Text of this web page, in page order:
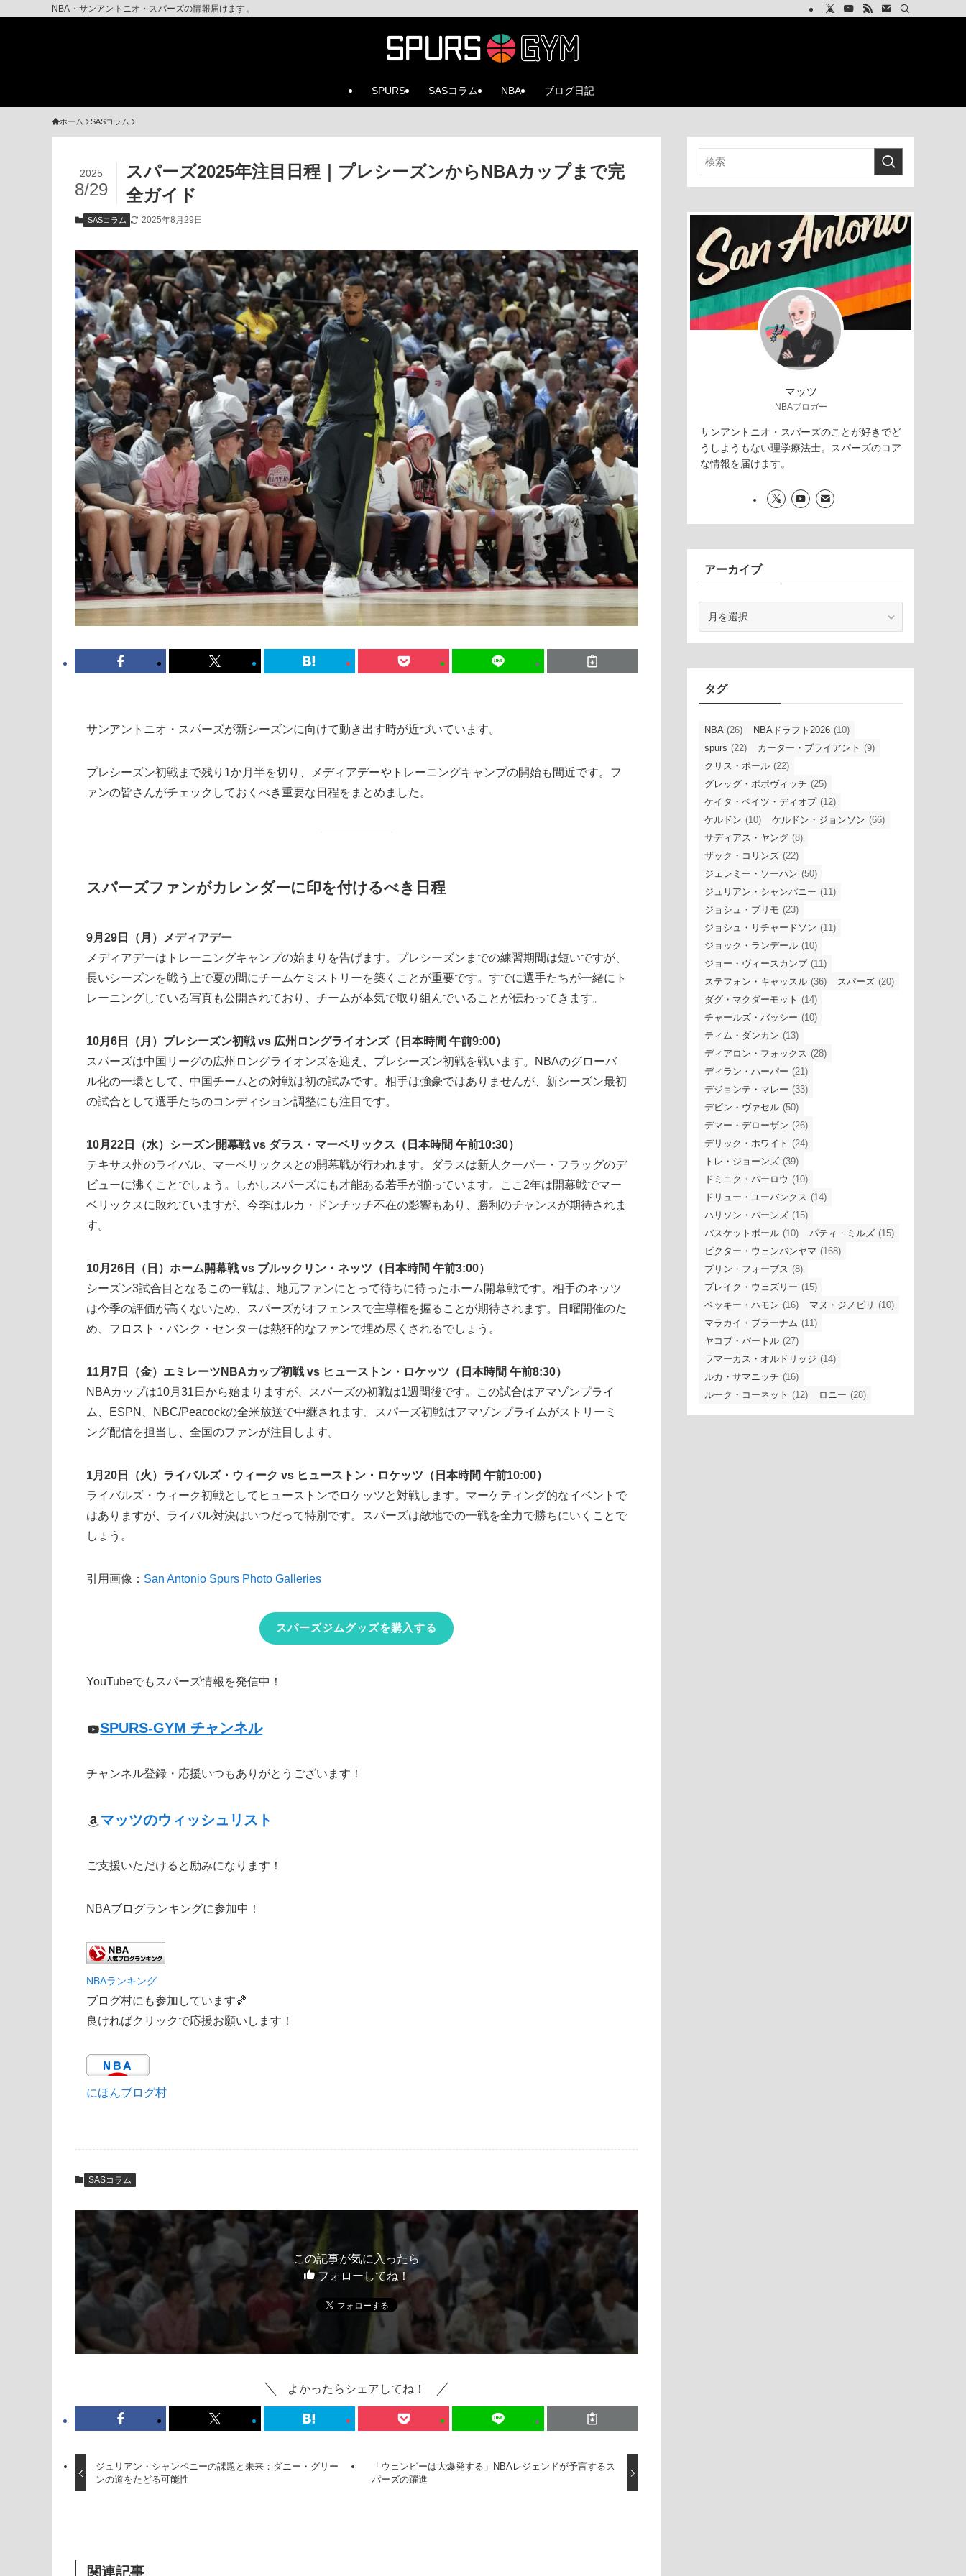
NBA・サンアントニオ・スパーズの情報届けます。
SPURS SASコラム NBA ブログ日記
ホーム SASコラム
スパーズ2025年注目日程｜プレシーズンからNBAカップまで完
全ガイド
2025
8/29
SASコラム 2025年8月29日
サンアントニオ・スパーズが新シーズンに向けて動き出す時が近づいています。
プレシーズン初戦まで残り1か月半を切り、メディアデーやトレーニングキャンプの開始も間近です。フ
ァンの皆さんがチェックしておくべき重要な日程をまとめました。
スパーズファンがカレンダーに印を付けるべき日程
9月29日（月）メディアデー
メディアデーはトレーニングキャンプの始まりを告げます。プレシーズンまでの練習期間は短いですが、
長いシーズンを戦う上で夏の間にチームケミストリーを築くことが重要です。すでに選手たちが一緒にト
レーニングしている写真も公開されており、チームが本気で取り組んでいることが伝わってきます。
10月6日（月）プレシーズン初戦 vs 広州ロングライオンズ（日本時間 午前9:00）
スパーズは中国リーグの広州ロングライオンズを迎え、プレシーズン初戦を戦います。NBAのグローバ
ル化の一環として、中国チームとの対戦は初の試みです。相手は強豪ではありませんが、新シーズン最初
の試合として選手たちのコンディション調整にも注目です。
10月22日（水）シーズン開幕戦 vs ダラス・マーベリックス（日本時間 午前10:30）
テキサス州のライバル、マーベリックスとの開幕戦が行われます。ダラスは新人クーパー・フラッグのデ
ビューに沸くことでしょう。しかしスパーズにも才能ある若手が揃っています。ここ2年は開幕戦でマー
ベリックスに敗れていますが、今季はルカ・ドンチッチ不在の影響もあり、勝利のチャンスが期待されま
す。
10月26日（日）ホーム開幕戦 vs ブルックリン・ネッツ（日本時間 午前3:00）
シーズン3試合目となるこの一戦は、地元ファンにとって待ちに待ったホーム開幕戦です。相手のネッツ
は今季の評価が高くないため、スパーズがオフェンスで主導権を握ることが期待されます。日曜開催のた
め、フロスト・バンク・センターは熱狂的なファンで埋め尽くされるでしょう。
11月7日（金）エミレーツNBAカップ初戦 vs ヒューストン・ロケッツ（日本時間 午前8:30）
NBAカップは10月31日から始まりますが、スパーズの初戦は1週間後です。この試合はアマゾンプライ
ム、ESPN、NBC/Peacockの全米放送で中継されます。スパーズ初戦はアマゾンプライムがストリーミ
ング配信を担当し、全国のファンが注目します。
1月20日（火）ライバルズ・ウィーク vs ヒューストン・ロケッツ（日本時間 午前10:00）
ライバルズ・ウィーク初戦としてヒューストンでロケッツと対戦します。マーケティング的なイベントで
はありますが、ライバル対決はいつだって特別です。スパーズは敵地での一戦を全力で勝ちにいくことで
しょう。
引用画像： San Antonio Spurs Photo Galleries
スパーズジムグッズを購入する
YouTubeでもスパーズ情報を発信中！
SPURS-GYM チャンネル
チャンネル登録・応援いつもありがとうございます！
マッツのウィッシュリスト
ご支援いただけると励みになります！
NBAブログランキングに参加中！
NBAランキング
ブログ村にも参加しています🏀
良ければクリックで応援お願いします！
にほんブログ村
SASコラム
この記事が気に入ったら
フォローしてね！
よかったらシェアしてね！
ジュリアン・シャンペニーの課題と未来：ダニー・グリー
ンの道をたどる可能性
「ウェンビーは大爆発する」NBAレジェンドが予言するス
パーズの躍進
関連記事
マッツ
NBAブロガー
サンアントニオ・スパーズのことが好きでど
うしようもない理学療法士。スパーズのコア
な情報を届けます。
アーカイブ
ブ
タグ
NBA (26) NBAドラフト2026 (10)
spurs (22) カーター・ブライアント (9)
クリス・ポール (22)
グレッグ・ポポヴィッチ (25)
ケイタ・ベイツ・ディオプ (12)
ケルドン (10) ケルドン・ジョンソン (66)
サディアス・ヤング (8)
ザック・コリンズ (22)
ジェレミー・ソーハン (50)
ジュリアン・シャンパニー (11)
ジョシュ・プリモ (23)
ジョシュ・リチャードソン (11)
ジョック・ランデール (10)
ジョー・ヴィースカンプ (11)
ステフォン・キャッスル (36) スパーズ (20)
ダグ・マクダーモット (14)
チャールズ・バッシー (10)
ティム・ダンカン (13)
ディアロン・フォックス (28)
ディラン・ハーパー (21)
デジョンテ・マレー (33)
デビン・ヴァセル (50)
デマー・デローザン (26)
デリック・ホワイト (24)
トレ・ジョーンズ (39)
ドミニク・バーロウ (10)
ドリュー・ユーバンクス (14)
ハリソン・バーンズ (15)
バスケットボール (10) パティ・ミルズ (15)
ビクター・ウェンバンヤマ (168)
ブリン・フォーブス (8)
ブレイク・ウェズリー (15)
ベッキー・ハモン (16) マヌ・ジノビリ (10)
マラカイ・ブラーナム (11)
ヤコブ・パートル (27)
ラマーカス・オルドリッジ (14)
ルカ・サマニッチ (16)
ルーク・コーネット (12) ロニー (28)